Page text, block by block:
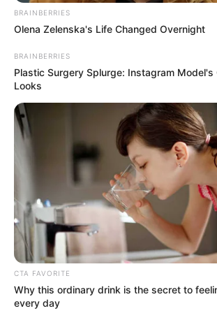
BRAINBERRIES
Olena Zelenska's Life Changed Overnight
BRAINBERRIES
Plastic Surgery Splurge: Instagram Model's
Looks
CTA FAVORITE
Why this ordinary drink is the secret to
every day